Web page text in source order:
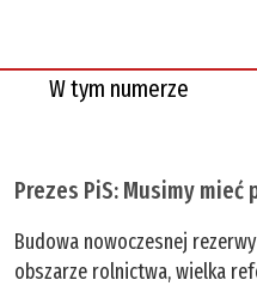
W tym numerze
Prezes PiS: Musimy
Budowa nowoczesnej
obszarze rolnictwa, wielka